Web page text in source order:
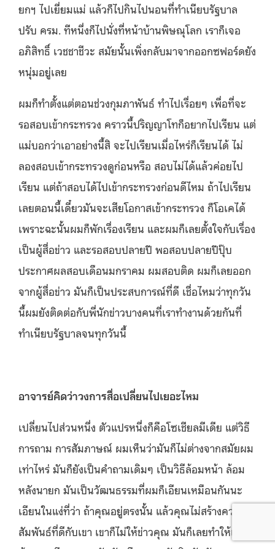
ยกฯ ไปเยี่ยมแม่ แล้วก็ไปกินไปนอนที่ทำเนียบรัฐบาล
ปรับ ครม. ทีหนึ่งก็ไปนั่งที่หน้าบ้านพิษณุโลก เราก็เจอ
อภิสิทธิ์ เวชชาชีวะ สมัยนั้นเพิ่งกลับมาจากออกซฟอร์ดยัง
หนุ่มอยู่เลย
ผมก็ทำตั้งแต่ตอนช่วงกุมภาพันธ์ ทำไปเรื่อยๆ เพื่อที่จะ
รอสอบเข้ากระทรวง คราวนี้ปริญญาโทก็อยากไปเรียน แต่
แม่บอกว่าเอาอย่างนี้สิ จะไปเรียนเมื่อไหร่ก็เรียนได้ ไม่
ลองสอบเข้ากระทรวงดูก่อนหรือ สอบไม่ได้แล้วค่อยไป
เรียน แต่ถ้าสอบได้ไปเข้ากระทรวงก่อนดีไหม ถ้าไปเรียน
เลยตอนนี้เดี๋ยวมันจะเสียโอกาสเข้ากระทรวง ก็โอเคได้
เพราะฉะนั้นผมก็พักเรื่องเรียน และผมก็เลยตั้งใจกับเรื่อง
เป็นผู้สื่อข่าว และรอสอบปลายปี พอสอบปลายปีปุ๊บ
ประกาศผลสอบเดือนมกราคม ผมสอบติด ผมก็เลยออก
จากผู้สื่อข่าว มันก็เป็นประสบการณ์ที่ดี เชื่อไหมว่าทุกวัน
นี้ผมยังติดต่อกับพี่นักข่าวบางคนที่เราทำงานด้วยกันที่
ทำเนียบรัฐบาลจนทุกวันนี้
อาจารย์คิดว่าวงการสื่อเปลี่ยนไปเยอะไหม
เปลี่ยนไปส่วนหนึ่ง ตัวแปรหนึ่งก็คือโซเชียลมีเดีย แต่วิธี
การถาม การสัมภาษณ์ ผมเห็นว่ามันก็ไม่ต่างจากสมัยผม
เท่าไหร่ มันก็ยังเป็นคำถามเดิมๆ เป็นวิธีล้อมหน้า ล้อม
หลังนายก มันเป็นวัฒนธรรมที่ผมก็เอียนเหมือนกันนะ
เอียนในแง่ที่ว่า ถ้าคุณอยู่ตรงนั้น แล้วคุณไม่สร้างความ
สัมพันธ์ที่ดีกับเขา เขาก็ไม่ให้ข่าวคุณ มันก็เลยทำให้เรา